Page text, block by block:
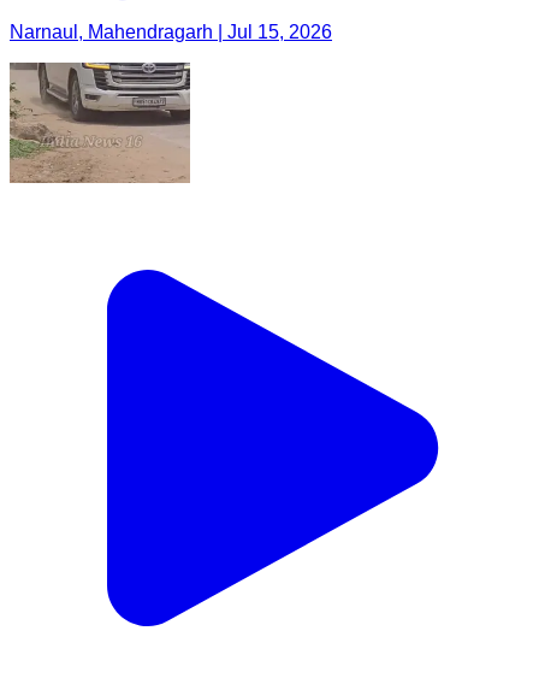
Narnaul, Mahendragarh | Jul 15, 2026